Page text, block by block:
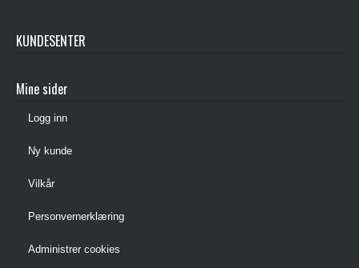
KUNDESENTER
Mine sider
Logg inn
Ny kunde
Vilkår
Personvernerklæring
Administrer cookies